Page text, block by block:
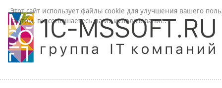
Этот сайт использует файлы cookie для улучшения вашего
сайтом, вы соглашаетесь на их использование.